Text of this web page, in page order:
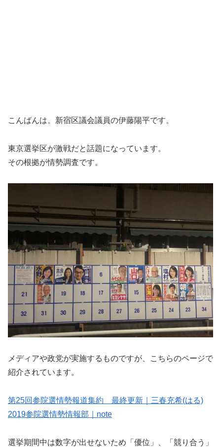
こんばんは。新宿区議会議員の伊藤陽平です。
東京選挙区が激戦だと話題になっています。
その根拠が情勢調査です。
メディアや政党が実施するものですが、こちらのページで
紹介されています。
第25回参院選情勢報道集約 最終更新｜三春充希(はる)
2019参院選情勢情報部｜note
選挙期間中は数字が出せないため「優位」、「競り合う」